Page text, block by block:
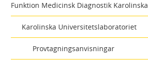
Funktion Medicinsk Diagnostik Karolinska
Karolinska Universitetslaboratoriet
Provtagningsanvisningar